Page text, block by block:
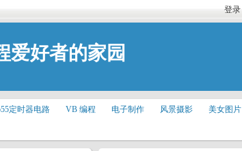
登录
爱好者的家园
定时器电路 VB 编程 电子制作 风景摄影 美女图片